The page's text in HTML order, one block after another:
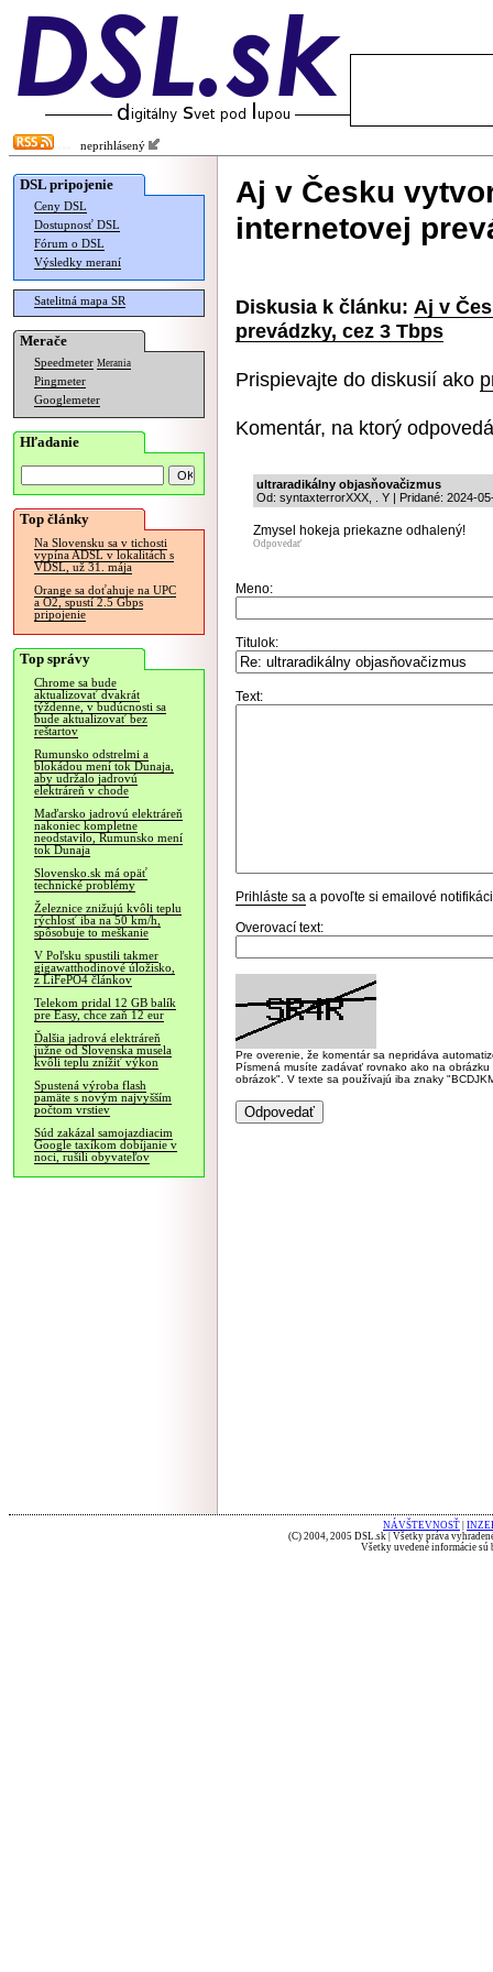
neprihlásený
DSL pripojenie
Ceny DSL
Dostupnosť DSL
Fórum o DSL
Výsledky meraní
Satelitná mapa SR
Merače
Speedmeter Merania
Pingmeter
Googlemeter
Hľadanie
Top články
Na Slovensku sa v tichosti
vypína ADSL v lokalitách s
VDSL, už 31. mája
Orange sa doťahuje na UPC
a O2, spustí 2.5 Gbps
pripojenie
Top správy
Chrome sa bude
aktualizovať dvakrát
týždenne, v budúcnosti sa
bude aktualizovať bez
reštartov
Rumunsko odstrelmi a
blokádou mení tok Dunaja,
aby udržalo jadrovú
elektráreň v chode
Maďarsko jadrovú elektráreň
nakoniec kompletne
neodstavilo, Rumunsko mení
tok Dunaja
Slovensko.sk má opäť
technické problémy
Železnice znižujú kvôli teplu
rýchlosť iba na 50 km/h,
spôsobuje to meškanie
V Poľsku spustili takmer
gigawatthodinové úložisko,
z LiFePO4 článkov
Telekom pridal 12 GB balík
pre Easy, chce zaň 12 eur
Ďalšia jadrová elektráreň
južne od Slovenska musela
kvôli teplu znížiť výkon
Spustená výroba flash
pamäte s novým najvyšším
počtom vrstiev
Súd zakázal samojazdiacim
Google taxíkom dobíjanie v
noci, rušili obyvateľov
Aj v Česku
internetovej
Diskusia k článku: Aj v
prevádzky, cez 3 Tbps
Prispievajte do diskusií ako
Komentár, na ktorý
ultraradikálny objasňovačizmus
Od: syntaxterrorXXX, . Y | Pridané: 2024-
Zmysel hokeja priekazne odhalený!
Odpovedať
Meno:
Titulok:
Text:
Prihláste sa a povoľte si emailové
Overovací text:
Pre overenie, že komentár sa nepridáva
Písmená musíte zadávať rovnako ako na
obrázok". V texte sa používajú iba znaky
NÁVŠTEVNOSŤ
(C) 2004, 2005 DSL.sk | Všetky práva
Všetky uvedené informácie sú